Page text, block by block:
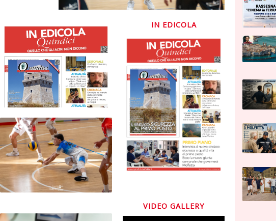
IN EDICOLA
VIDEO GALLERY